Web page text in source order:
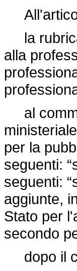
la
alla
al
per la
seguenti:
seguenti:
aggiunte,
Stato per
secondo
dopo il